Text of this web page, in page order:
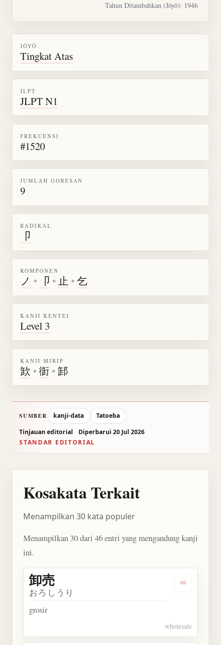
Tahun Ditambahkan (Jōyō): 1946
JŌYŌ
Tingkat Atas
JLPT
JLPT N1
FREKUENSI
#1520
JUMLAH GORESAN
9
RADIKAL
卩
KOMPONEN
ノ • 卩 •止 •乞
KANJI KENTEI
Level 3
KANJI MIRIP
欫 •衘 •䣃
SUMBER kanji-data
Tatoeba
Tinjauan editorial
Diperbarui 20 Jul 2026
STANDAR EDITORIAL
Kosakata Terkait
Menampilkan 30 kata populer
Menampilkan 30 dari 46 entri yang mengandung kanji
ini.
Dengarkan
卸売
おろしうり
grosir
wholesale